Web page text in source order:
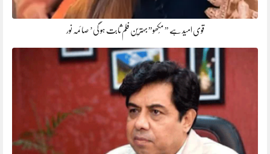
قوی امید ہے ” مُکھو” بہترین فلم ثابت ہو گی’ صائمہ نور